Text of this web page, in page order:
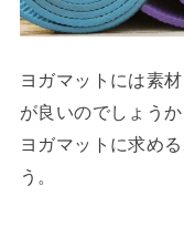
ヨガマットには素
が良いのでしょう
ヨガマットに求め
う。